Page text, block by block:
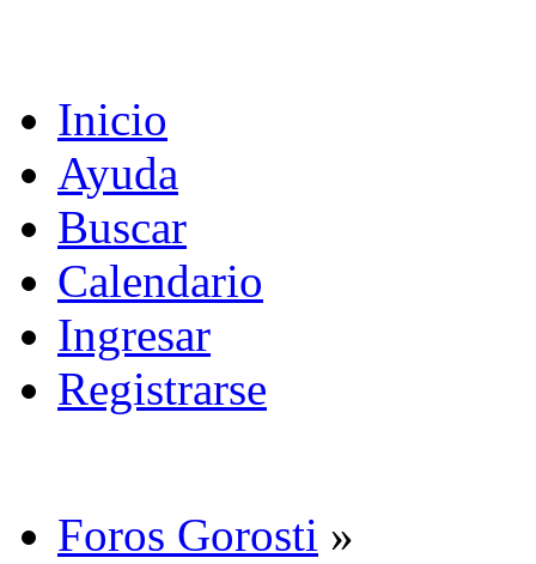
Inicio
Ayuda
Buscar
Calendario
Ingresar
Registrarse
Foros Gorosti »